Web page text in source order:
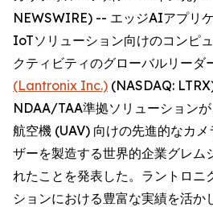
NEWSWIRE) -- エッジAIアプリ
IoTソリューション向けのコンピ
クティビティのグローバルリーダ
(Lantronix Inc.) (NASDAQ:
NDAA/TAA準拠ソリューション
航空機 (UAV) 向けの先進的なカ
ザーを製造する世界的企業グレム
れたことを発表した。ラントロニ
ションにおける豊富な実績を活か